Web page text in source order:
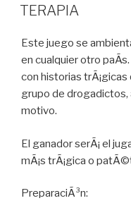
EN
TERAPIA
Este juego se
en cualquier otro
con historias trÃ¡gicas
grupo de drogadictos,
motivo.
El ganador serÃ¡ el
mÃ¡s trÃ¡gica o
PreparaciÃ³n: